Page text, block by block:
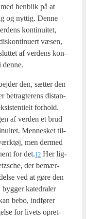
hen­blik på at
og nyt­tig. Den­ne
kon­ti­nu­i­tet,
væsen,
af ver­dens kon­
den­ne.
den, sæt­ter den
betrag­te­rens distan­
for­hold.
af ver­den et brud
Men­ne­sket til­
men der­med
for det.12 Her lig­
der bemær­
ved at gøre den
kated­ra­ler
bebo, ind­fø­rer
for livets opret­